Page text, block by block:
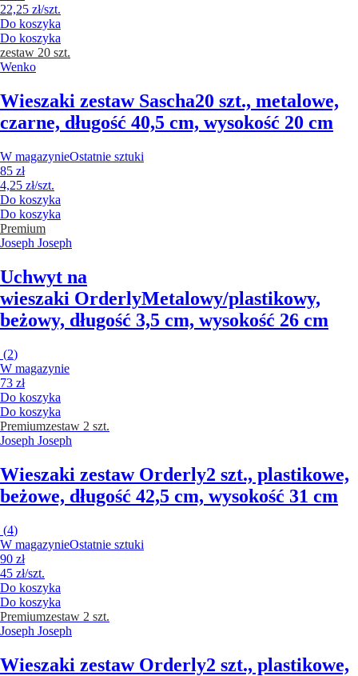
22,25 zł/szt.
Do koszyka
Do koszyka
zestaw 20 szt.
Wenko
Wieszaki zestaw Sascha20 szt., metalowe,
czarne, długość 40,5 cm, wysokość 20 cm
W magazynieOstatnie sztuki
85 zł
4,25 zł/szt.
Do koszyka
Do koszyka
Premium
Joseph Joseph
Uchwyt na
wieszaki OrderlyMetalowy/plastikowy,
beżowy, długość 3,5 cm, wysokość 26 cm
(2)
W magazynie
73 zł
Do koszyka
Do koszyka
Premiumzestaw 2 szt.
Joseph Joseph
Wieszaki zestaw Orderly2 szt., plastikowe,
beżowe, długość 42,5 cm, wysokość 31 cm
(4)
W magazynieOstatnie sztuki
90 zł
45 zł/szt.
Do koszyka
Do koszyka
Premiumzestaw 2 szt.
Joseph Joseph
Wieszaki zestaw Orderly2 szt., plastikowe,